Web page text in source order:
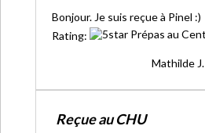
Bonjour. Je suis reçue à Pinel :)
Rating:
Mathilde J.
Reçue au CHU